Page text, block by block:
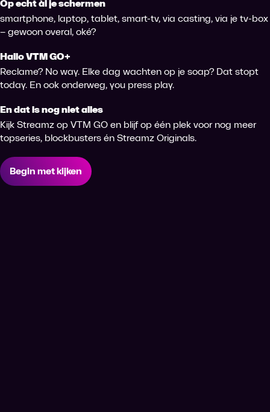
Op echt àl je schermen
smartphone, laptop, tablet, smart-tv, via casting, via je tv-box
– gewoon overal, oké?
Hallo VTM GO+
Reclame? No way. Elke dag wachten op je soap? Dat stopt
today. En ook onderweg, you press play.
En dat is nog niet alles
Kijk Streamz op VTM GO en blijf op één plek voor nog meer
topseries, blockbusters én Streamz Originals.
Begin met kijken